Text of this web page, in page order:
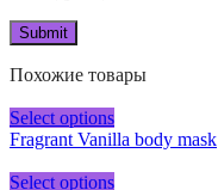
Похожие товары
Select options
Fragrant Vanilla body mask
Select options